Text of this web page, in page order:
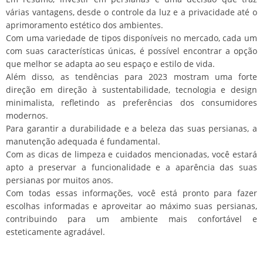
várias vantagens, desde o controle da luz e a privacidade até o
aprimoramento estético dos ambientes.
Com uma variedade de tipos disponíveis no mercado, cada um
com suas características únicas, é possível encontrar a opção
que melhor se adapta ao seu espaço e estilo de vida.
Além disso, as tendências para 2023 mostram uma forte
direção em direção à sustentabilidade, tecnologia e design
minimalista, refletindo as preferências dos consumidores
modernos.
Para garantir a durabilidade e a beleza das suas persianas, a
manutenção adequada é fundamental.
Com as dicas de limpeza e cuidados mencionadas, você estará
apto a preservar a funcionalidade e a aparência das suas
persianas por muitos anos.
Com todas essas informações, você está pronto para fazer
escolhas informadas e aproveitar ao máximo suas persianas,
contribuindo para um ambiente mais confortável e
esteticamente agradável.